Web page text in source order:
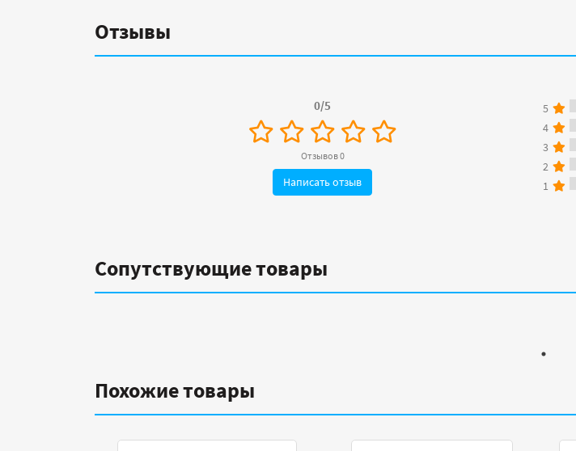
Отзывы
0/5
Отзывов 0
Написать отзыв
5
4
3
2
1
Сопутствующие товары
Похожие товары